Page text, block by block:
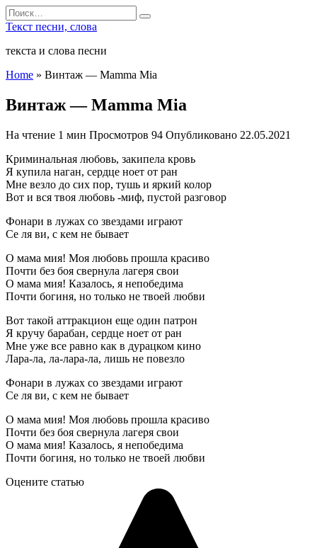
Перейти
к
Search
for:
Текст песни, слова
текста и слова песни
Home » Винтаж — Mamma Mia
Винтаж — Mamma Mia
На чтение 1 мин Просмотров 94 Опубликовано 22.05.2021
Криминальная любовь, закипела кровь
Я купила наган, сердце ноет от ран
Мне везло до сих пор, тушь и яркий колор
Вот и вся твоя любовь -миф, пустой разговор
Фонари в лужах со звездами играют
Се ля ви, с кем не бывает
О мама мия! Моя любовь прошла красиво
Почти без боя свернула лагеря свои
О мама мия! Казалось, я непобедима
Почти богиня, но только не твоей любви
Вот такой аттракцион еще один патрон
Я кручу барабан, сердце ноет от ран
Мне уже все равно как в дурацком кино
Лара-ла, ла-лара-ла, лишь не повезло
Фонари в лужах со звездами играют
Се ля ви, с кем не бывает
О мама мия! Моя любовь прошла красиво
Почти без боя свернула лагеря свои
О мама мия! Казалось, я непобедима
Почти богиня, но только не твоей любви
Оцените статью